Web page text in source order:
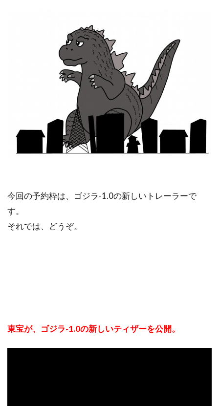
今回の予約枠は、ゴジラ-1.0の新しいトレーラーで
す。
それでは、どうぞ。
東宝が、ゴジラ-1.0の新しいティザーを公開。